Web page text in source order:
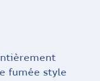
fumée style